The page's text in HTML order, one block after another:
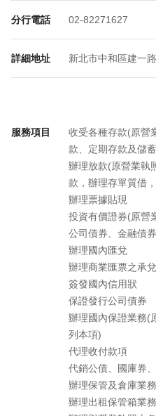
分行電話 02-82271627
詳細地址 新北市中和區建一
服務項目
收受各種存款(原營
款、定期存款及儲
辦理放款(原營業執
款，辦理存單質借
辦理票據貼現
投資有價證券(原營
公司債券、金融債
辦理國內匯兌
辦理商業匯票之承兌
簽發國內信用狀
保證發行公司債券
辦理國內保證業務(
列本項)
代理收付款項
代銷公債、國庫券
辦理保管及倉庫業務
辦理出租保管箱業務